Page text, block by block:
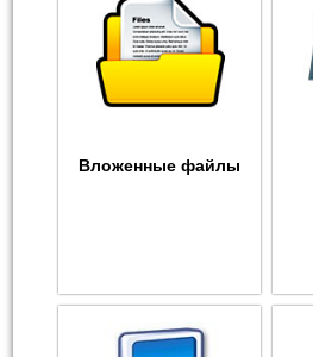
Вложенные файлы